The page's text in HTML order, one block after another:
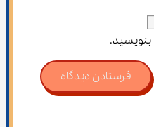
فرستادن دیدگاه